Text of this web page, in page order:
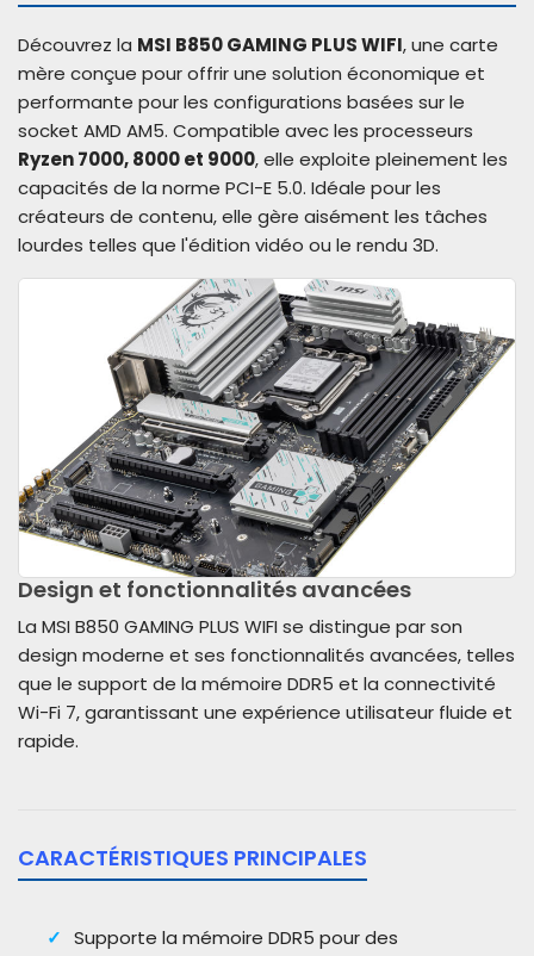
Découvrez la MSI B850 GAMING PLUS WIFI, une carte
mère conçue pour offrir une solution économique et
performante pour les configurations basées sur le
socket AMD AM5. Compatible avec les processeurs
Ryzen 7000, 8000 et 9000, elle exploite pleinement les
capacités de la norme PCI-E 5.0. Idéale pour les
créateurs de contenu, elle gère aisément les tâches
lourdes telles que l'édition vidéo ou le rendu 3D.
Design et fonctionnalités avancées
La MSI B850 GAMING PLUS WIFI se distingue par son
design moderne et ses fonctionnalités avancées, telles
que le support de la mémoire DDR5 et la connectivité
Wi-Fi 7, garantissant une expérience utilisateur fluide et
rapide.
CARACTÉRISTIQUES PRINCIPALES
Supporte la mémoire DDR5 pour des